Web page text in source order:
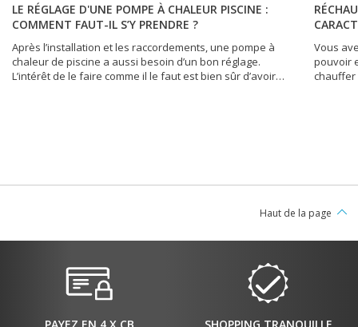
LE RÉGLAGE D'UNE POMPE À CHALEUR PISCINE :
COMMENT FAUT-IL S’Y PRENDRE ?
Après l’installation et les raccordements, une pompe à
chaleur de piscine a aussi besoin d’un bon réglage.
L’intérêt de le faire comme il le faut est bien sûr d’avoir
Vous
pouvoir
chauffer
Haut de la page